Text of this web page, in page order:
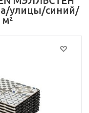
улицы/синий/